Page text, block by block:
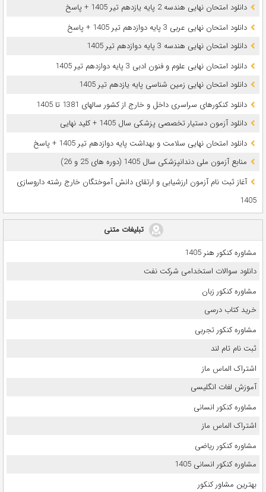
دانلود امتحان نهایی هندسه 2 پایه یازدهم تیر 1405 + پاسخ
دانلود امتحان نهایی عربی 3 پایه دوازدهم تیر 1405 + پاسخ
دانلود امتحان نهایی هندسه 3 پایه دوازدهم تیر 1405
دانلود امتحان نهایی علوم و فنون ادبی 3 پایه دوازدهم تیر 1405
دانلود امتحان نهایی زمین شناسی پایه یازدهم تیر 1405
دانلود کنکورهای سراسری داخل و خارج از کشور سالهای 1381 تا 1405
دانلود آزمون دستیار تخصصی پزشکی سال 1405 + کلید نهایی
دانلود امتحان نهایی سلامت و بهداشت پایه دوازدهم تیر 1405 + پاسخ
ﻣﻨﺎﺑﻊ آزﻣﻮن ﻣﻠﯽ دندانپزشکی سال 1405 (دوره های 25 و 26)
آغاز ثبت نام آزمون‌ ارزشیابی و ارتقای دانش آموختگان خارج رشته داروسازی
1405
تبلیغات متنی
مشاوره کنکور هنر 1405
دانلود سوالات استخدامی شرکت نفت
مشاوره کنکور زبان
خرید کتاب درسی
مشاوره کنکور تجربی
ثبت نام تام لند
اشتراک الماس ماز
آموزش لغات انگلیسی
مشاوره کنکور انسانی
اشتراک الماس ماز
مشاوره کنکور ریاضی
مشاوره کنکور انسانی 1405
بهترین مشاور کنکور